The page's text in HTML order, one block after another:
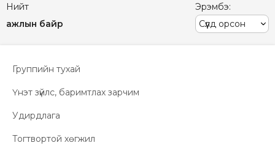
Нийт
ажлын байр
Эрэмбэ:
Группийн тухай
Үнэт зүйлс, баримтлах зарчим
Удирдлага
Тогтвортой хөгжил